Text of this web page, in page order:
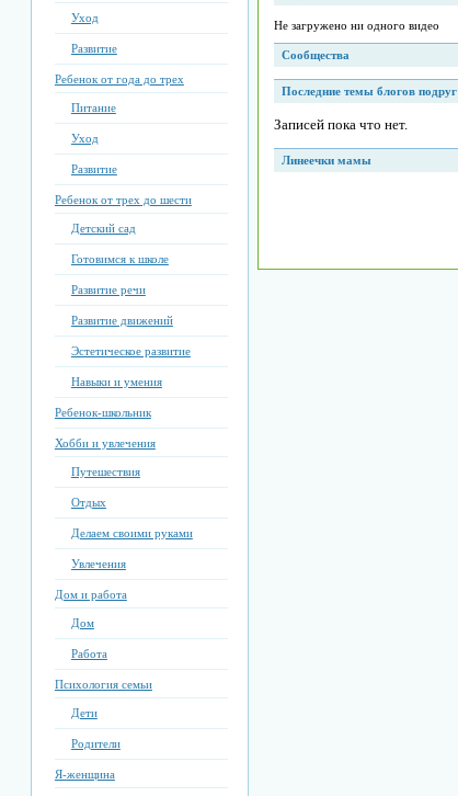
Уход
Развитие
Ребенок от года до трех
Питание
Уход
Развитие
Ребенок от трех до шести
Детский сад
Готовимся к школе
Развитие речи
Развитие движений
Эстетическое развитие
Навыки и умения
Ребенок-школьник
Хобби и увлечения
Путешествия
Отдых
Делаем своими руками
Увлечения
Дом и работа
Дом
Работа
Психология семьи
Дети
Родители
Я-женщина
Не загружено ни одного видео
Сообщества
Последние темы блогов подруг
Записей пока что нет.
Линеечки мамы